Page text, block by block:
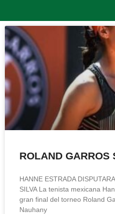
ROLAND GARROS
HANNE ESTRADA
SILVA La tenista mexicana
gran final del torneo Roland
Nauhany